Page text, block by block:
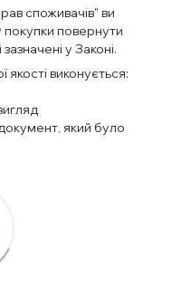
споживачів" ви
повернути
у Законі.
виконується:
який було